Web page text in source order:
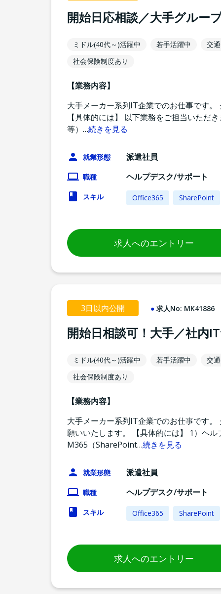
開始日応相談／大手グルー
ミドル(40代～)活躍中 若手活躍中
交
社会保険制度あり
【業務内容】
大手メーカー系列IT企業でのお仕事です
【具体的には】 以下業務をご担当いた
等） …続きを見る
就業形態 派遣社員
職種 ヘルプデスク/サポート
スキル Office365 SharePoint
求人へのエントリー
3日以内公開 求人No: MK41886
開始日相談可！大手／社内
ミドル(40代～)活躍中 若手活躍中
交
社会保険制度あり
【業務内容】
大手メーカー系列IT企業でのお仕事です
願いいたします。 【具体的には】 1）ヘ
M365（SharePoint…続きを見る
就業形態 派遣社員
職種 ヘルプデスク/サポート
スキル Office365 SharePoint
求人へのエントリー